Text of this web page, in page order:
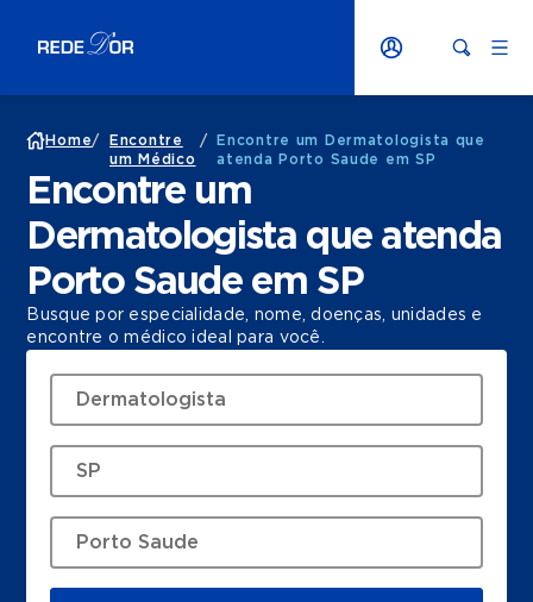
Home/
Encontre
um Médico
/
Encontre um Dermatologista que
atenda Porto Saude em SP
Encontre um
Dermatologista que atenda
Porto Saude em SP
Busque por especialidade, nome, doenças, unidades e
encontre o médico ideal para você.